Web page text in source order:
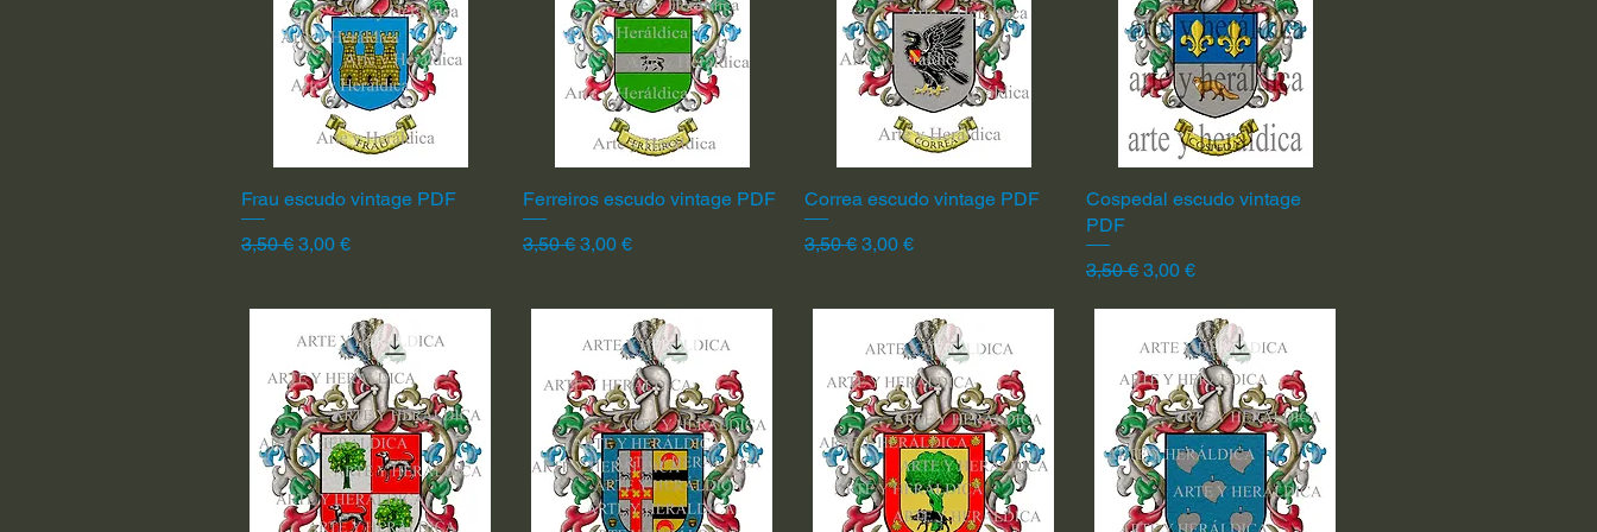
Vista rápida
Frau escudo vintage PDF
Precio
3,50 € Precio de oferta
3,00 €
Vista rápida
Ferreiros escudo vintage PDF
Precio
3,50 € Precio de oferta
3,00 €
Vista rápida
Correa escudo vintage PDF
Precio
3,50 € Precio de oferta
3,00 €
Vista rápida
Cospedal escudo vintage
PDF
Precio
3,50 € Precio de oferta
3,00 €